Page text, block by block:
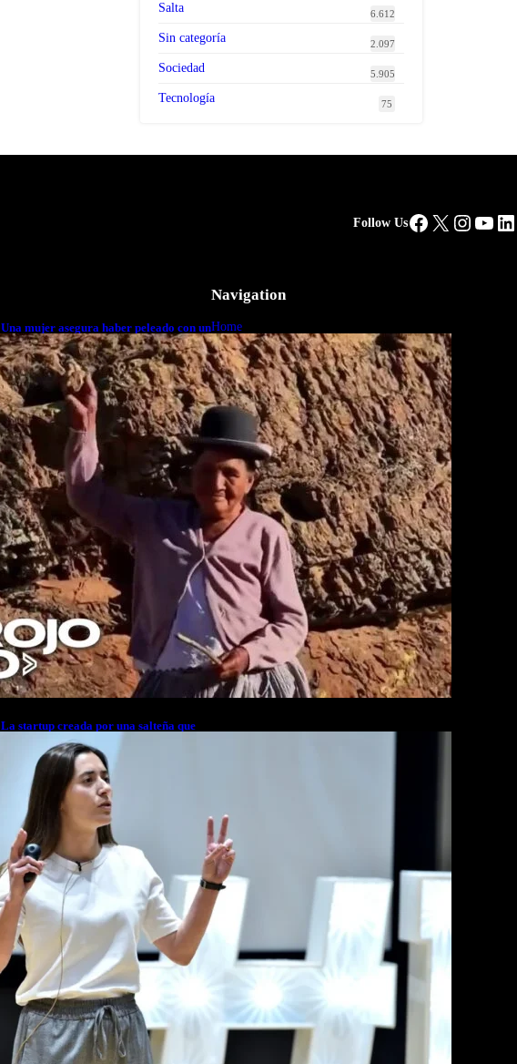
Salta 6.612
Sin categoría 2.097
Sociedad 5.905
Tecnología 75
Follow UsFacebook
X
Una mujer asegura haber peleado con un
extraterrestre cuerpo a cuerpo
La startup creada por una salteña que
busca resolver el estrés financiero en
Latinoamérica
Navigation
Home
Business
Lifestyle
Magazine
Photography
Travel
Technology